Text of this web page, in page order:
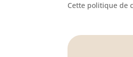
Cette politique de